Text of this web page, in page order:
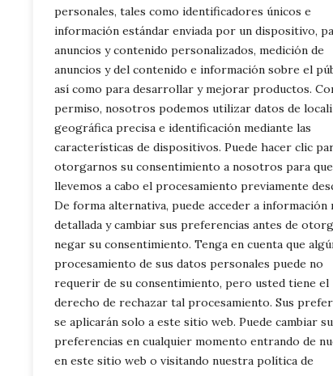
personales, tales como identificadores únicos e
información estándar enviada por un dispositivo,
anuncios y contenido personalizados, medición de
anuncios y del contenido e información sobre el
así como para desarrollar y mejorar productos.
permiso, nosotros podemos utilizar datos de
geográfica precisa e identificación mediante las
características de dispositivos. Puede hacer clic
otorgarnos su consentimiento a nosotros para que
llevemos a cabo el procesamiento previamente
De forma alternativa, puede acceder a información
detallada y cambiar sus preferencias antes de
negar su consentimiento. Tenga en cuenta que
procesamiento de sus datos personales puede no
requerir de su consentimiento, pero usted tiene el
derecho de rechazar tal procesamiento. Sus
se aplicarán solo a este sitio web. Puede cambiar
preferencias en cualquier momento entrando de
en este sitio web o visitando nuestra política de
no solo
su
y la
no solo
Familia
Colorear